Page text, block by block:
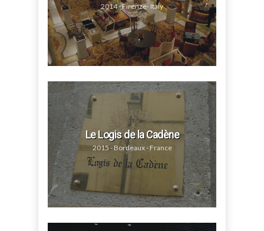
2014 - Firenze- Italy
Le Logis de la Cadène
2015 - Bordeaux - France